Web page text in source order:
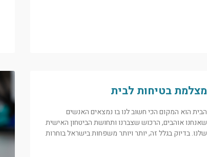
מצלמת בטיחות לבית
הבית הוא המקום הכי חשוב לנו בו נמצאים האנשים
שאנחנו אוהבים, הרכוש שצברנו ותחושת הביטחון האישית
שלנו. בדיוק בגלל זה, יותר ויותר משפחות בישראל בוחרות